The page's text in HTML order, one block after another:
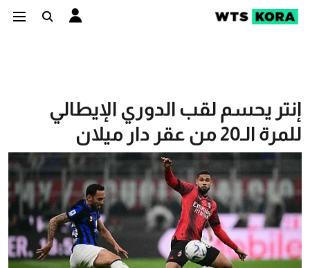
إنتر يحسم لقب الدوري الإيطالي
للمرة الـ20 من عقر دار ميلان